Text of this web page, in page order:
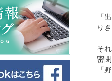
「
り
そ
密
「